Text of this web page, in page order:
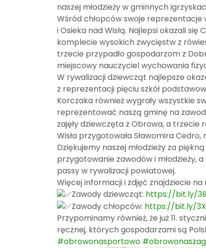
naszej młodzieży w gminnych
Wśród chłopców swoje reprezentacje
i Osieka nad Wisłą. Najlepsi okazali
komplecie wysokich zwycięstw z
trzecie przypadło gospodarzom z
miejscowy nauczyciel wychowania
W rywalizacji dziewcząt najlepsze
z reprezentacji pięciu szkół
Korczaka również wygrały wszystkie
reprezentować naszą gminę na
zajęły dziewczęta z Obrowa, a trzecie
Wisła przygotowała Sławomira
Dziękujemy naszej młodzieży za
przygotowanie zawodów i młodzieży,
passy w rywalizacji powiatowej.
Więcej informacji i zdjęć znajdziecie
Zawody dziewcząt: https://bit.ly/
Zawody chłopców: https://bit.ly/
Przypominamy również, że już 11.
ręcznej, których gospodarzami są
#obrowonasportowo